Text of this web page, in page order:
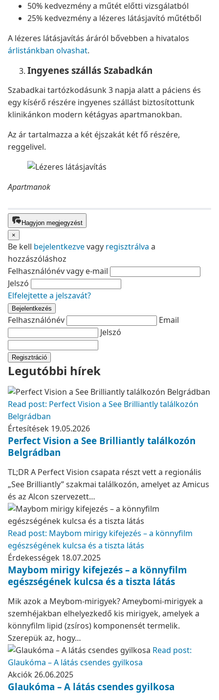
50% kedvezmény a műtét előtti vizsgálatból
25% kedvezmény a lézeres látásjavító műtétből
A lézeres látásjavítás áráról bővebben a hivatalos
árlistánkban olvashat.
Ingyenes szállás Szabadkán
Szabadkai tartózkodásunk 3 napja alatt a páciens és
egy kísérő részére ingyenes szállást biztosítottunk
klinikánkon modern kétágyas apartmanokban.
Az ár tartalmazza a két éjszakát két fő részére,
reggelivel.
Apartmanok
Hagyjon megjegyzést
×
Be kell bejelentkezvevagy regisztrálva a
hozzászóláshoz
Felhasználónév vagy e-mail
Jelszó
Elfelejtette a jelszavát?
Bejelentkezés
Felhasználónév
Email
Jelszó
Regisztráció
Legutóbbi hírek
Read post: Perfect Vision a See Brilliantly találkozón
Belgrádban
Értesítések 19.05.2026
Perfect Vision a See Brilliantly találkozón
Belgrádban
TL;DR A Perfect Vision csapata részt vett a regionális
„See Brilliantly” szakmai találkozón, amelyet az Amicus
és az Alcon szervezett…
Read post: Maybom mirigy kifejezés – a könnyfilm
egészségének kulcsa és a tiszta látás
Érdekességek 18.07.2025
Maybom mirigy kifejezés – a könnyfilm
egészségének kulcsa és a tiszta látás
Mik azok a Meybom-mirigyek? Ameybomi-mirigyek a
szemhéjakban elhelyezkedő kis mirigyek, amelyek a
könnyfilm lipid (zsíros) komponensét termelik.
Szerepük az, hogy…
Read post:
Glaukóma – A látás csendes gyilkosa
Akciók26.06.2025
Glaukóma – A látás csendes gyilkosa